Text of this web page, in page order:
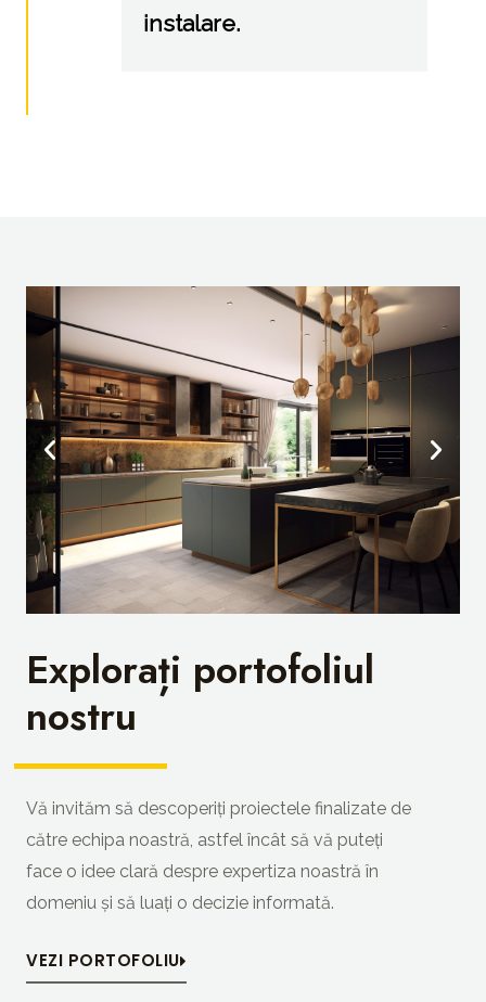
instalare.
Explorați portofoliul
nostru
Vă invităm să descoperiți proiectele finalizate de
către echipa noastră, astfel încât să vă puteți
face o idee clară despre expertiza noastră în
domeniu și să luați o decizie informată.
VEZI PORTOFOLIU